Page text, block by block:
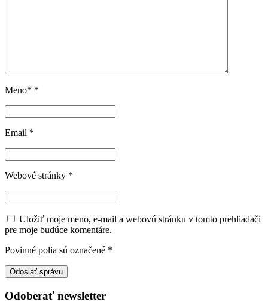
Meno* *
Email *
Webové stránky *
Uložiť moje meno, e-mail a webovú stránku v tomto prehliadači
pre moje budúce komentáre.
Povinné polia sú označené *
Odoberať newsletter